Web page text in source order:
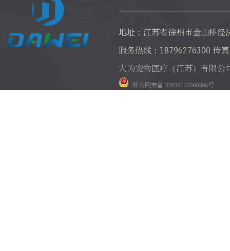
地址：江苏省徐州市金山桥经
服务热线：18796276300 传
大为宠物医疗（江苏）有限公
苏公网安备 32039102000306号